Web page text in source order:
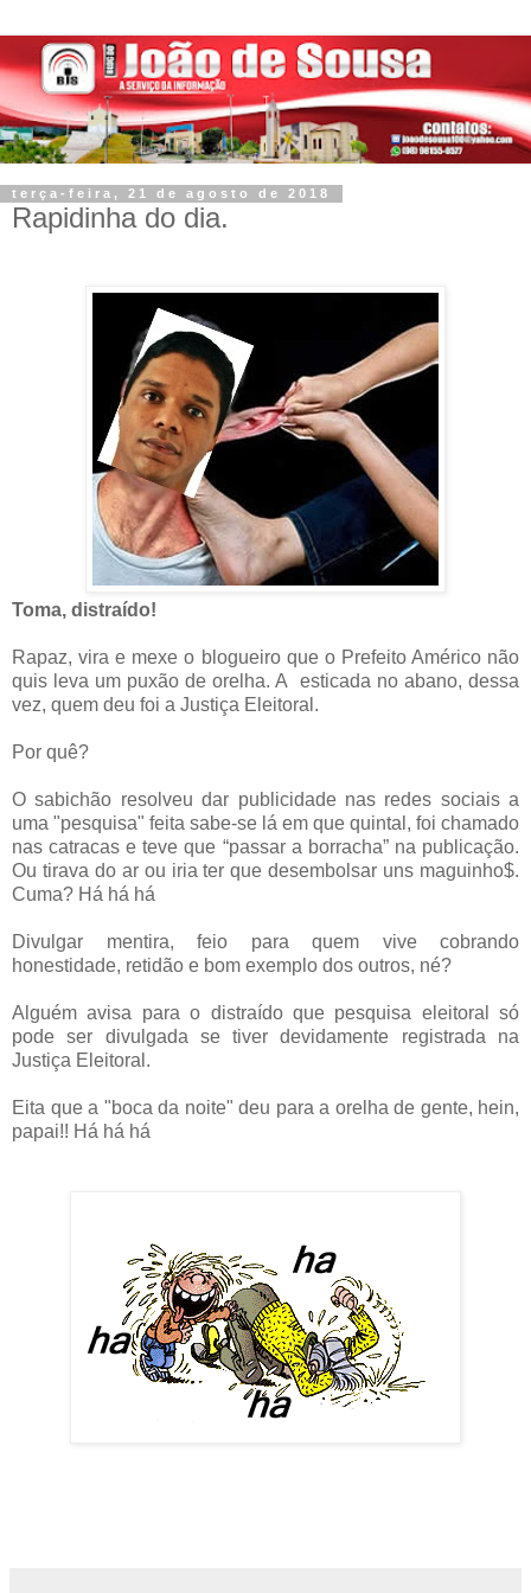
terça-feira, 21 de agosto de 2018
Rapidinha do dia.
Toma, distraído!
Rapaz, vira e mexe o blogueiro que o Prefeito Américo não
quis leva um puxão de orelha. A esticada no abano, dessa
vez, quem deu foi a Justiça Eleitoral.
Por quê?
O sabichão resolveu dar publicidade nas redes sociais a
uma "pesquisa" feita sabe-se lá em que quintal, foi chamado
nas catracas e teve que “passar a borracha” na publicação.
Ou tirava do ar ou iria ter que desembolsar uns maguinho$.
Cuma? Há há há
Divulgar mentira, feio para quem vive cobrando
honestidade, retidão e bom exemplo dos outros, né?
Alguém avisa para o distraído que pesquisa eleitoral só
pode ser divulgada se tiver devidamente registrada na
Justiça Eleitoral.
Eita que a "boca da noite" deu para a orelha de gente, hein,
papai!! Há há há